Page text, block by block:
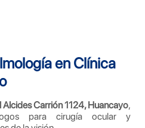
en Clínica
Alcides Carrión 1124, Huancayo,
para cirugía ocular y